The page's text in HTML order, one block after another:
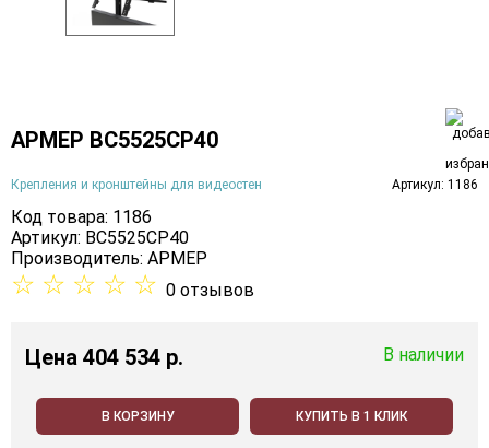
АРМЕР ВС5525СР40
Крепления и кронштейны для видеостен Артикул: 1186
Код товара: 1186
Артикул: ВС5525СР40
Производитель: АРМЕР
☆ ☆ ☆ ☆ ☆ 0 отзывов
Цена 404 534 p. В наличии
В КОРЗИНУ КУПИТЬ В 1 КЛИК